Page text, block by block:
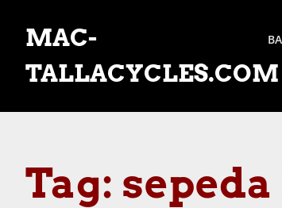
contentMAC-
TALLACYCLES.COM
Tag: